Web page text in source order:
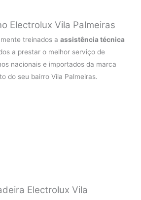
Electrolux Vila Palmeiras
treinados aassistência técnica
a prestar o melhor serviço de
nacionais e importados da marca
do seu bairro Vila Palmeiras.
Electrolux Vila